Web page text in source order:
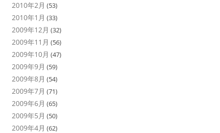
2010年2月 (53)
2010年1月 (33)
2009年12月 (32)
2009年11月 (56)
2009年10月 (47)
2009年9月 (59)
2009年8月 (54)
2009年7月 (71)
2009年6月 (65)
2009年5月 (50)
2009年4月 (62)